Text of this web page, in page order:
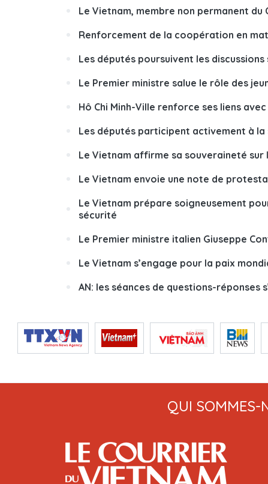
Le Vietnam, membre non permanent du
Renforcement de la coopération en
Les députés poursuivent les discussions
Le Premier ministre salue le rôle des
Hô Chi Minh-Ville renforce ses liens avec
Les députés participent activement à
Le Vietnam affirme sa souveraineté sur
Le Vietnam envoie une note de
Le Vietnam prépare soigneusement
sécurité
Le Premier ministre italien Giuseppe
Le Vietnam s’engage pour la paix
AN: les séances de questions-réponses
QUI SOMMES-